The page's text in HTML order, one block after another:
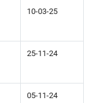
10-03-25
25-11-24
05-11-24